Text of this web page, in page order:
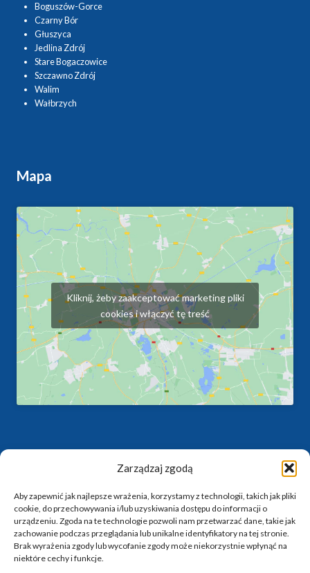
Zarządzaj zgodą
Aby zapewnić jak najlepsze wrażenia, korzystamy z technologii, takich jak pliki
cookie, do przechowywania i/lub uzyskiwania dostępu do informacji o
urządzeniu. Zgoda na te technologie pozwoli nam przetwarzać dane, takie jak
zachowanie podczas przeglądania lub unikalne identyfikatory na tej stronie.
Brak wyrażenia zgody lub wycofanie zgody może niekorzystnie wpłynąć na
niektóre cechy i funkcje.
Boguszów-Gorce
Czarny Bór
Głuszyca
Jedlina Zdrój
Stare Bogaczowice
Szczawno Zdrój
Walim
Wałbrzych
Mapa
Kliknij, żeby zaakceptować marketing pliki
cookies i włączyć tę treść
PRZYDATNE LINKI
Centrum Obsługi Klienta
Logowanie w EBOK
Skontaktuj się z nami
Pobór bezumowny